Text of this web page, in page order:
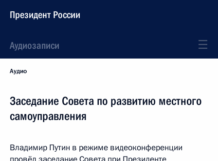
Президент России
Аудиозаписи
Аудио
Заседание Совета по развитию местного
самоуправления
Владимир Путин в режиме видеоконференции